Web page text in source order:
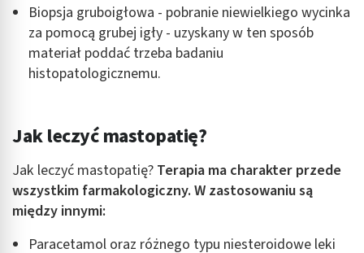
Biopsja gruboigłowa - pobranie niewielkiego wycinka
za pomocą grubej igły - uzyskany w ten sposób
materiał poddać trzeba badaniu
histopatologicznemu.
Jak leczyć mastopatię?
Jak leczyć mastopatię? Terapia ma charakter przede
wszystkim farmakologiczny. W zastosowaniu są
między innymi:
Paracetamol oraz różnego typu niesteroidowe leki